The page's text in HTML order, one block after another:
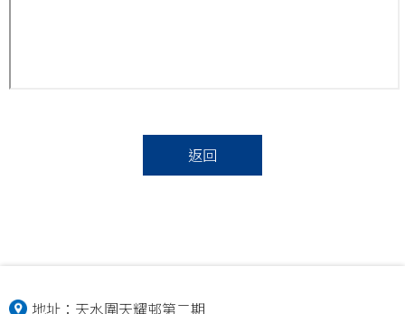
返回
地址： 天水圍天耀邨第二期